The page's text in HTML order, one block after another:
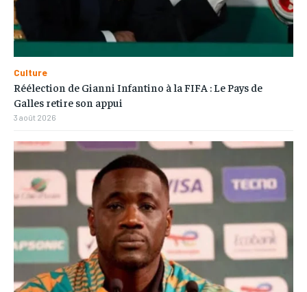
Culture
Réélection de Gianni Infantino à la FIFA : Le Pays de
Galles retire son appui
3 août 2026